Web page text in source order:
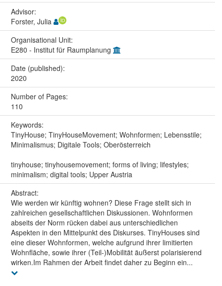
Advisor:
Forster, Julia
Organisational Unit:
E280 - Institut für Raumplanung
Date (published):
2020
Number of Pages:
110
Keywords:
TinyHouse; TinyHouseMovement; Wohnformen; Lebensstile;
Minimalismus; Digitale Tools; Oberösterreich
tinyhouse; tinyhousemovement; forms of living; lifestyles;
minimalism; digital tools; Upper Austria
Abstract:
Wie werden wir künftig wohnen? Diese Frage stellt sich in
zahlreichen gesellschaftlichen Diskussionen. Wohnformen
abseits der Norm rücken dabei aus unterschiedlichen
Aspekten in den Mittelpunkt des Diskurses. TinyHouses sind
eine dieser Wohnformen, welche aufgrund ihrer limitierten
Wohnfläche, sowie ihrer (Teil-)Mobilität äußerst polarisierend
wirken.Im Rahmen der Arbeit findet daher zu Beginn ein...